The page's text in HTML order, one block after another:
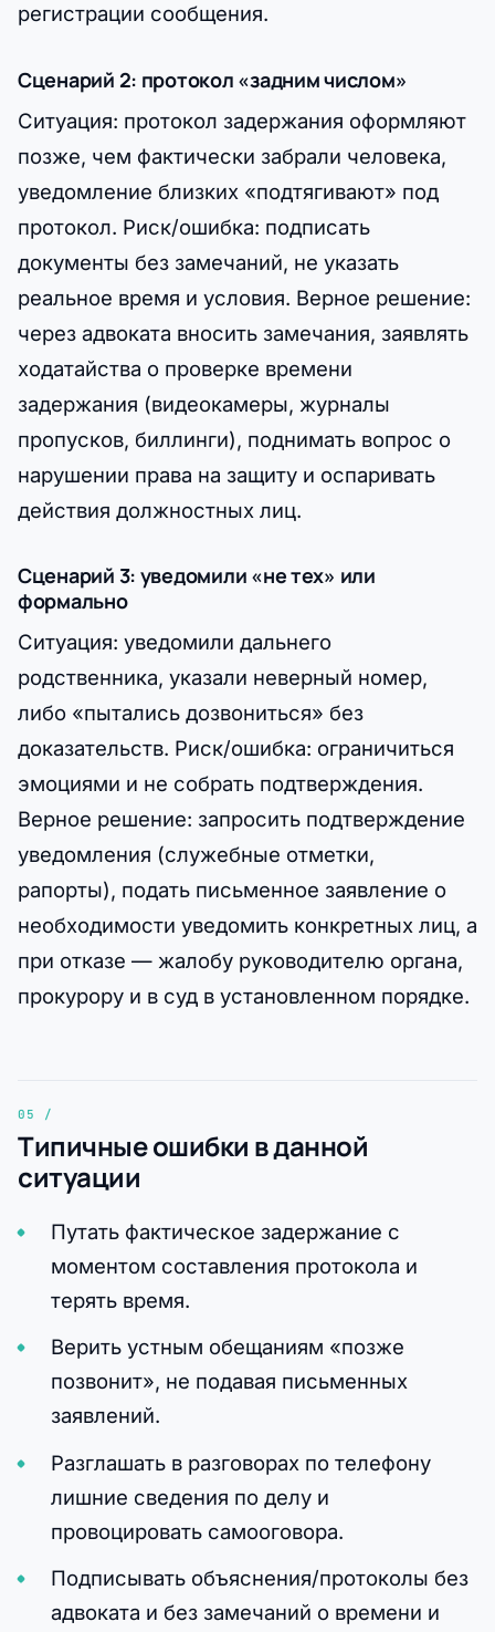
регистрации сообщения.
Сценарий 2: протокол «задним числом»
Ситуация: протокол задержания оформляют
позже, чем фактически забрали человека,
уведомление близких «подтягивают» под
протокол. Риск/ошибка: подписать
документы без замечаний, не указать
реальное время и условия. Верное решение:
через адвоката вносить замечания, заявлять
ходатайства о проверке времени
задержания (видеокамеры, журналы
пропусков, биллинги), поднимать вопрос о
нарушении права на защиту и оспаривать
действия должностных лиц.
Сценарий 3: уведомили «не тех» или
формально
Ситуация: уведомили дальнего
родственника, указали неверный номер,
либо «пытались дозвониться» без
доказательств. Риск/ошибка: ограничиться
эмоциями и не собрать подтверждения.
Верное решение: запросить подтверждение
уведомления (служебные отметки,
рапорты), подать письменное заявление о
необходимости уведомить конкретных лиц, а
при отказе — жалобу руководителю органа,
прокурору и в суд в установленном порядке.
Типичные ошибки в данной
ситуации
Путать фактическое задержание с
моментом составления протокола и
терять время.
Верить устным обещаниям «позже
позвонит», не подавая письменных
заявлений.
Разглашать в разговорах по телефону
лишние сведения по делу и
провоцировать самооговора.
Подписывать объяснения/протоколы без
адвоката и без замечаний о времени и